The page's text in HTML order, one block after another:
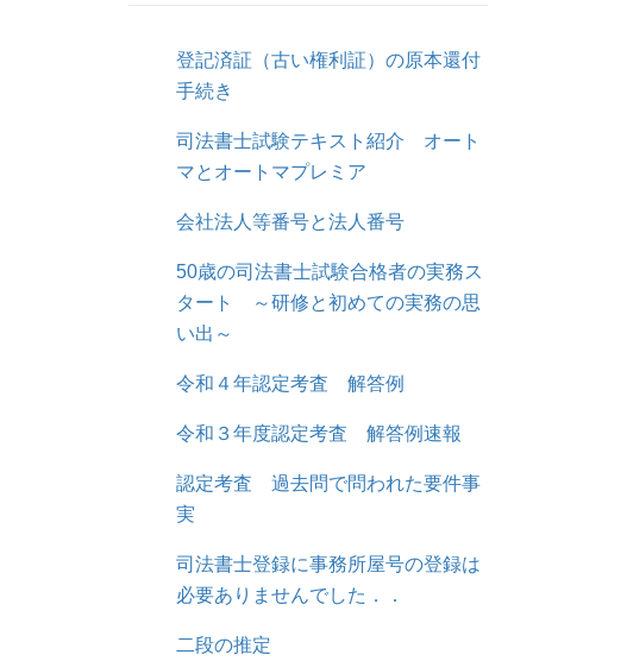
登記済証（古い権利証）の原本還付
手続き
司法書士試験テキスト紹介 オート
マとオートマプレミア
会社法人等番号と法人番号
50歳の司法書士試験合格者の実務ス
タート ～研修と初めての実務の思
い出～
令和４年認定考査 解答例
令和３年度認定考査 解答例速報
認定考査 過去問で問われた要件事
実
司法書士登録に事務所屋号の登録は
必要ありませんでした．．
二段の推定